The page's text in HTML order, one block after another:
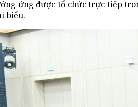
ứng được tổ chức trực tiếp
biểu.